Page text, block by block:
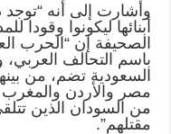
وأشارت إلى أنه
أبنائها ليكونوا وقودا
الصحيفة إن “الحرب
باسم التحالف العربي،
السعودية تضم، من
مصر والأردن والمغرب
من السودان الذين
مقتلهم”.